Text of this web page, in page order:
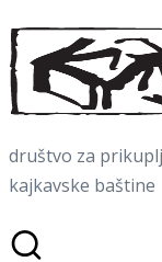
Skip
to
content
društvo za
kajkavske baštine